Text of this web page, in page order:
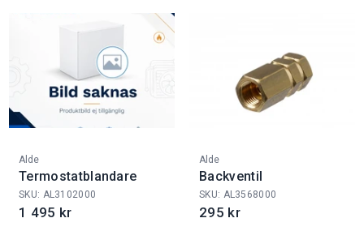
Fabrikat:
Alde
Termostatblandare
SKU: AL3102000
1 495 kr
Fabrikat:
Alde
Backventil
SKU: AL3568000
295 kr